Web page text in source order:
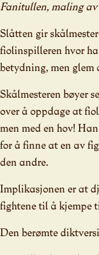
Fanitullen, maling
Slåtten gir
fiolinspilleren hvor
betydning, men glem
Skålmesteren bøyer
over å oppdage at
men med en hov!
for å finne at en av
den andre.
Implikasjonen er at
fightene til å kjempe
Den berømte